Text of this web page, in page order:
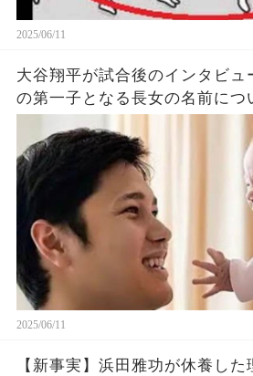
2025/06/11
大谷翔平が試合後のインタビュ
の第一子となる長女の名前につ
題に！山本由伸や佐々木朗希は
2025/06/11
【新事実】浜田雅功が休養し